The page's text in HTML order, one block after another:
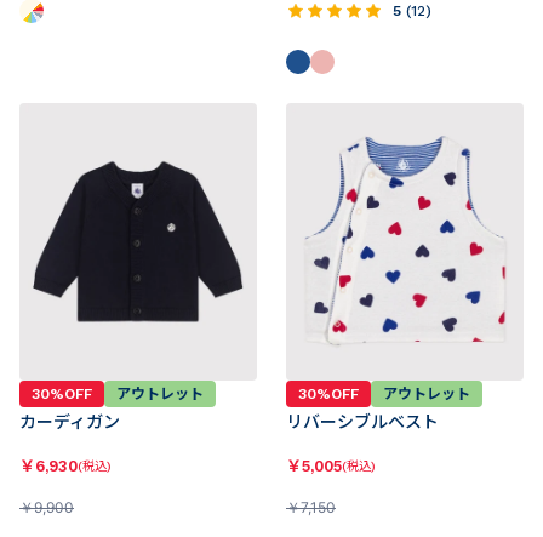
5 (12)
30%OFF アウトレット
カーディガン
￥ 6,930(税込)
￥9,900
30%OFF アウトレット
リバーシブルベスト
￥5,005(税込)
￥7,150